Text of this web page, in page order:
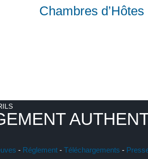
Chambres d’Hôtes
- Réglement - Téléchargements -